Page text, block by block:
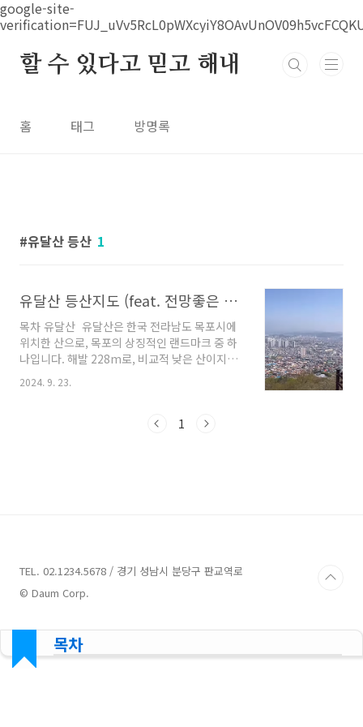
google-site-
본문 바로가기
할 수 있다고 믿고 해내
홈 태그 방명록
유달산 등산 1
유달산 등산지도 (feat. 전망좋은 코스)
목차 유달산 유달산은 한국 전라남도 목포시에
위치한 산으로, 목포의 상징적인 랜드마크 중 하
나입니다. 해발 228m로, 비교적 낮은 산이지만
전망이 뛰어나 목포 시내와 바다를 한눈에 볼 수
있습니다. 유달산은 특히 봄에 벚꽃이 만개할
성되어 있어 산책이나 가벼운 등산을 즐기기에
2024. 9. 23.
1
TEL. 02.1234.5678 / 경기 성남시 분당구 판교역로
© Daum Corp.
목차